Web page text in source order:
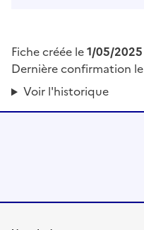
Fiche créée le1/05/2025
Dernière confirmation le
Voir l'historique